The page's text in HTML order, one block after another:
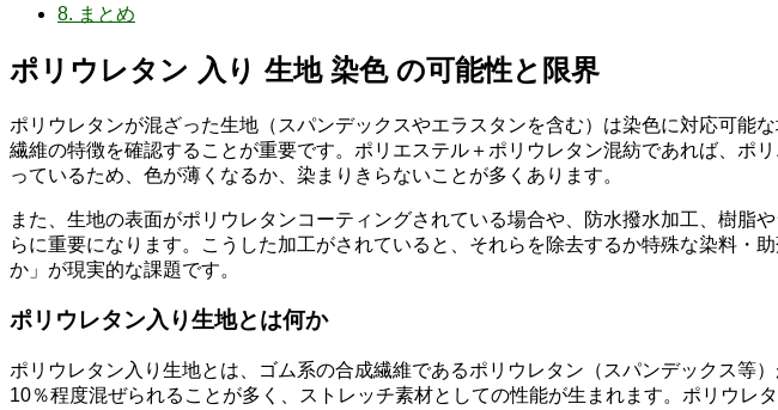
8. まとめ
ポリウレタン 入り 生地 染色 の可能性と限界
ポリウレタンが混ざった生地（スパンデックスやエラスタンを含む）は染色に対応可
繊維の特徴を確認することが重要です。ポリエステル＋ポリウレタン混紡であれば、ポ
っているため、色が薄くなるか、染まりきらないことが多くあります。
また、生地の表面がポリウレタンコーティングされている場合や、防水撥水加工、樹
らに重要になります。こうした加工がされていると、それらを除去するか特殊な染料
か」が現実的な課題です。
ポリウレタン入り生地とは何か
ポリウレタン入り生地とは、ゴム系の合成繊維であるポリウレタン（スパンデックス等
10％程度混ぜられることが多く、ストレッチ素材としての性能が生まれます。ポリウレ